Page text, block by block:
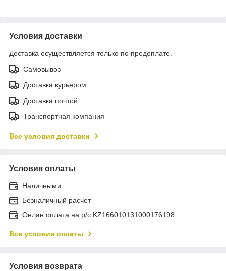
Условия доставки
Доставка осуществляется только по предоплате.
Самовывоз
Доставка курьером
Доставка почтой
Транспортная компания
Все условия доставки
Условия оплаты
Наличными
Безналичный расчет
Онлан оплата на р/с KZ166010131000176198
Все условия оплаты
Условия возврата